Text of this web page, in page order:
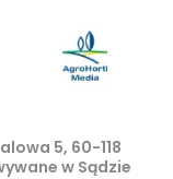
5, 60-118
w Sądzie